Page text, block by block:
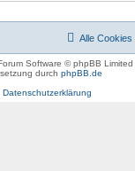
Alle Cookies
Software © phpBB Limited
durch phpBB.de
Datenschutzerklärung